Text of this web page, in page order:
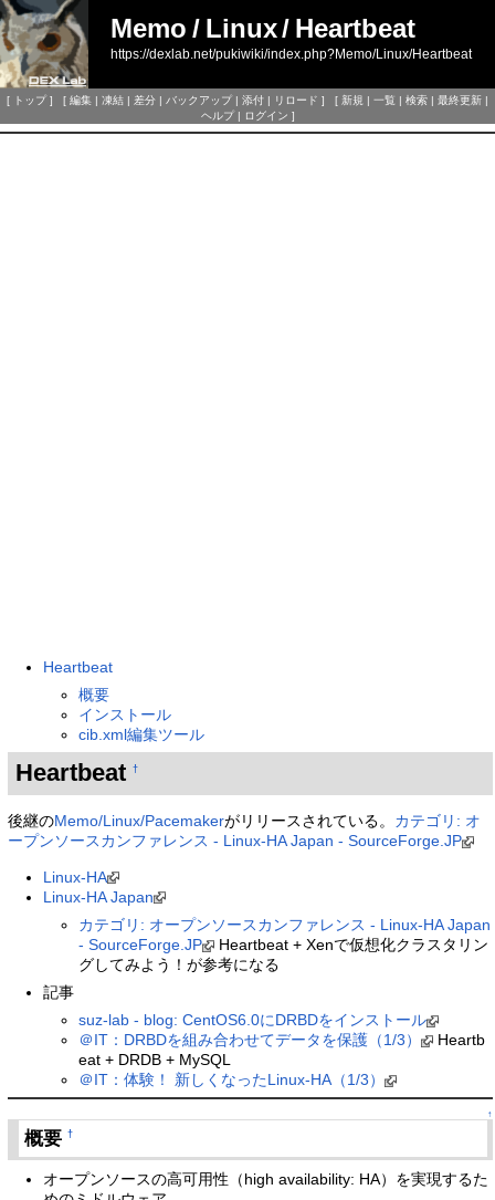
Memo / Linux/ Heartbeat
https://dexlab.net/pukiwiki/index.php?Memo/Linux/Heartbeat
[ トップ] [ 編集 | 凍結 | 差分 | バックアップ| 添付 | リロード ] [ 新規 | 一覧 | 検索 | 最終更新 |
ヘルプ| ログイン ]
Heartbeat
概要
インストール
cib.xml編集ツール
Heartbeat †
後継のMemo/Linux/Pacemakerがリリースされている。 カテゴリ: オ
ープンソースカンファレンス - Linux-HA Japan - SourceForge.JP
Linux-HA
Linux-HA Japan
カテゴリ: オープンソースカンファレンス - Linux-HA Japan
- SourceForge.JP
Heartbeat + Xenで仮想化クラスタリン
グしてみよう！が参考になる
記事
suz-lab - blog: CentOS6.0にDRBDをインストール
＠IT：DRBDを組み合わせてデータを保護（1/3）
Heartb
eat + DRDB + MySQL
＠IT：体験！ 新しくなったLinux-HA（1/3）
↑
概要†
オープンソースの高可用性（high availability: HA）を実現するた